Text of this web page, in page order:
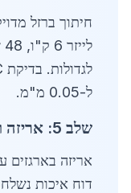
חיתוך ברזל
ל-0.05 מ"מ.
שלב 5: אריזה ובקרת איכות סופית
אריזה בארגזים
דוח איכות נשלח. משך: